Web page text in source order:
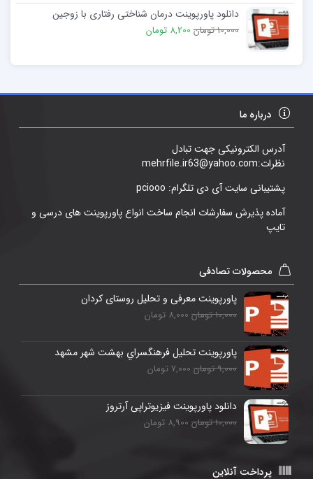
دانلود پاورپوینت درمان شناختی رفتاری با زوجین
10,000 تومان 8,200 تومان
درباره ما
آدرس الکترونیکی جهت تبادل
نظرات:mehrfile.ir63@yahoo.com
پشتیبانی سایت آی دی تلگرام: pciooo
آماده پذیرش سفارشات انجام ساخت انواع پاورپوینت های درسی و
تایپ
محصولات تصادفی
پاورپوینت معرفی و تحلیل روستای کردان
10,000 تومان 8,000 تومان
پاورپوینت تحلیل فرهنگسراي بهشت شهر مشهد
9,000 تومان 7,000 تومان
دانلود پاورپوینت فیزیوتراپی آرتروز
10,000 تومان 8,900 تومان
پرداخت آنلاین